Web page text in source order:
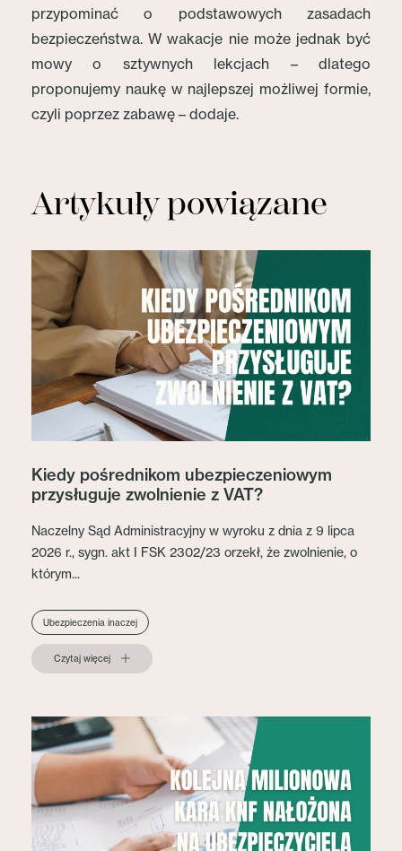
przypominać o podstawowych zasadach
bezpieczeństwa. W wakacje nie może jednak być
mowy o sztywnych lekcjach – dlatego
proponujemy naukę w najlepszej możliwej formie,
czyli poprzez zabawę – dodaje.
Artykuły powiązane
Kiedy pośrednikom ubezpieczeniowym
przysługuje zwolnienie z VAT?
Naczelny Sąd Administracyjny w wyroku z dnia z 9 lipca
2026 r., sygn. akt I FSK 2302/23 orzekł, że zwolnienie, o
którym...
Ubezpieczenia inaczej
Czytaj więcej